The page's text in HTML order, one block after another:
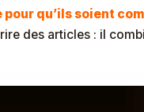
qu’ils soient
des articles : il